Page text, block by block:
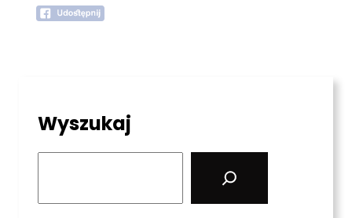
Wyszukaj